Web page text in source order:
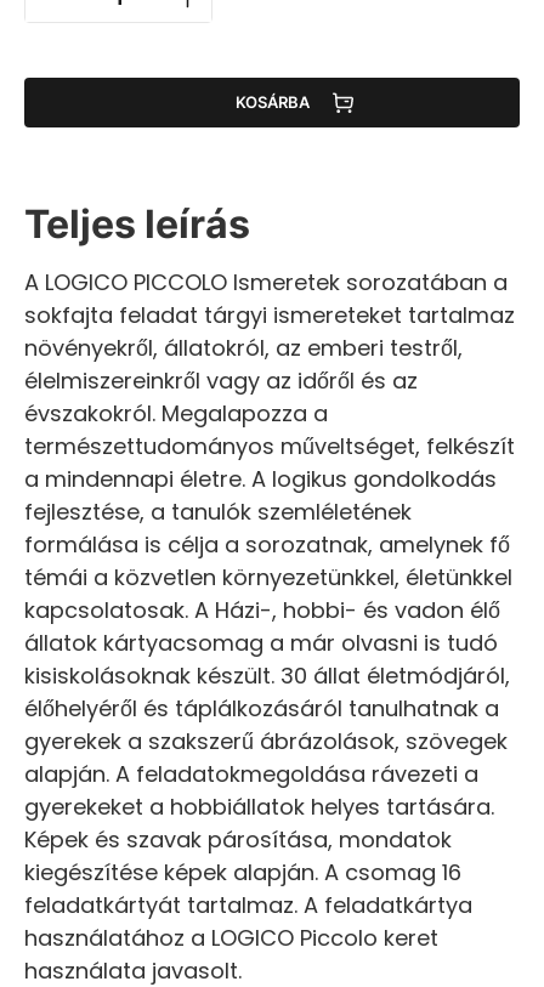
KOSÁRBA
Teljes leírás
A LOGICO PICCOLO Ismeretek sorozatában a
sokfajta feladat tárgyi ismereteket tartalmaz
növényekről, állatokról, az emberi testről,
élelmiszereinkről vagy az időről és az
évszakokról. Megalapozza a
természettudományos műveltséget, felkészít
a mindennapi életre. A logikus gondolkodás
fejlesztése, a tanulók szemléletének
formálása is célja a sorozatnak, amelynek fő
témái a közvetlen környezetünkkel, életünkkel
kapcsolatosak. A Házi-, hobbi- és vadon élő
állatok kártyacsomag a már olvasni is tudó
kisiskolásoknak készült. 30 állat életmódjáról,
élőhelyéről és táplálkozásáról tanulhatnak a
gyerekek a szakszerű ábrázolások, szövegek
alapján. A feladatokmegoldása rávezeti a
gyerekeket a hobbiállatok helyes tartására.
Képek és szavak párosítása, mondatok
kiegészítése képek alapján. A csomag 16
feladatkártyát tartalmaz. A feladatkártya
használatához a LOGICO Piccolo keret
használata javasolt.